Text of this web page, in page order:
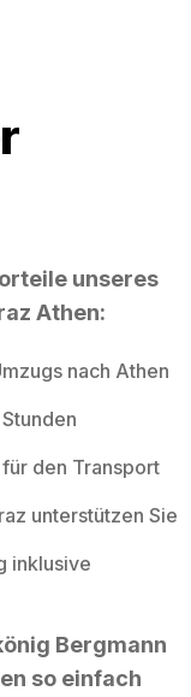
unseres
Athen:
nach Athen
den Transport
unterstützen Sie
inklusive
Bergmann
so einfach